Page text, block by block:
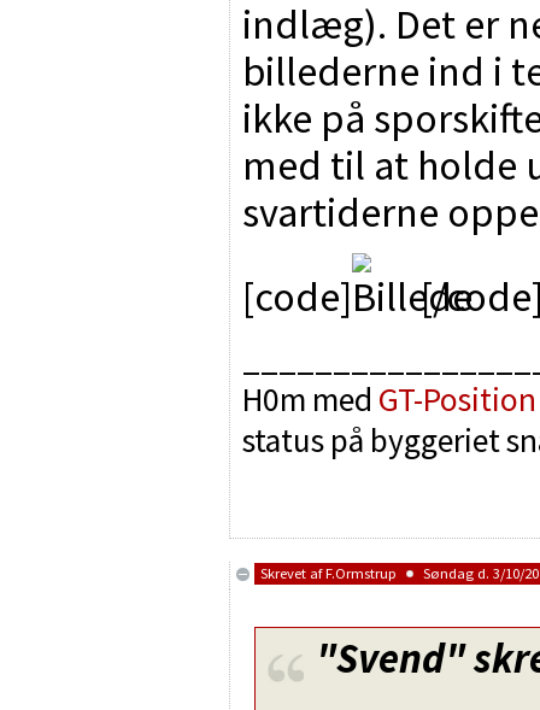
indlæg). Det er
billederne ind i
ikke på
med til at holde
svartiderne
[code]
[/
H0m med GT-Position
status på byggeriet
Skrevet afF.Ormstrup Søndag d. 3/10/
"Svend"